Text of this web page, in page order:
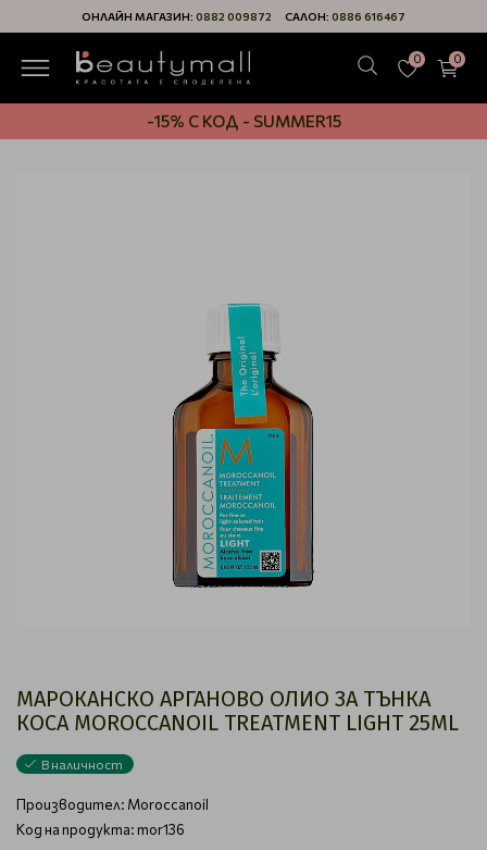
ОНЛАЙН МАГАЗИН: 0882 009872 САЛОН: 0886 616467
0 0
-15% С КОД - SUMMER15
МАРОКАНСКО АРГАНОВО ОЛИО ЗА ТЪНКА
КОСА MOROCCANOIL TREATMENT LIGHT 25ML
В наличност
Производител: Moroccanoil
Код на продукта: mor136